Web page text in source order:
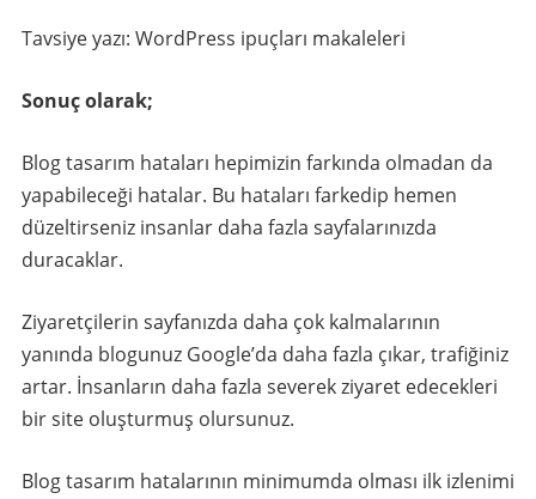
Tavsiye yazı: WordPress ipuçları makaleleri
Sonuç olarak;
Blog tasarım hataları hepimizin farkında olmadan da
yapabileceği hatalar. Bu hataları farkedip hemen
düzeltirseniz insanlar daha fazla sayfalarınızda
duracaklar.
Ziyaretçilerin sayfanızda daha çok kalmalarının
yanında blogunuz Google’da daha fazla çıkar, trafiğiniz
artar. İnsanların daha fazla severek ziyaret edecekleri
bir site oluşturmuş olursunuz.
Blog tasarım hatalarının minimumda olması ilk izlenimi